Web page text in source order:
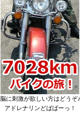
脳に刺激が欲しい方はどうぞ♪
アドレナリンどばばーっ！